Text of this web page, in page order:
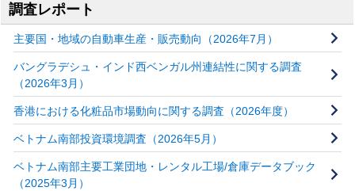
調査レポート
主要国・地域の自動車生産・販売動向（2026年7月）
バングラデシュ・インド西ベンガル州連結性に関する調査
（2026年3月）
香港における化粧品市場動向に関する調査（2026年度）
ベトナム南部投資環境調査（2026年5月）
ベトナム南部主要工業団地・レンタル工場/倉庫データブック
（2025年3月）